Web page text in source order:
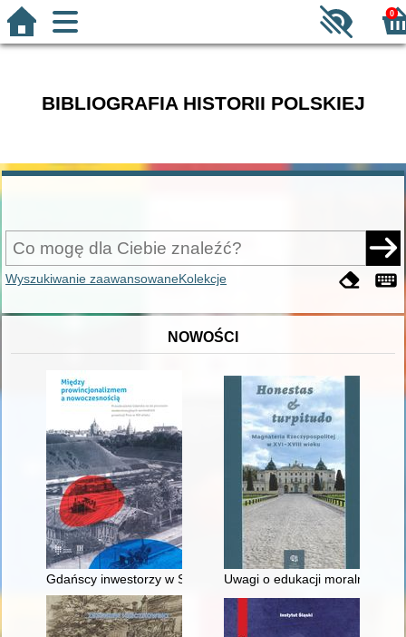
0
BIBLIOGRAFIA HISTORII POLSKIEJ
Wyszukiwanie zaawansowaneKolekcje
NOWOŚCI
Gdańscy inwestorzy w Sopocie : prestiż finansowy i
Uwagi o edukacji moralnej